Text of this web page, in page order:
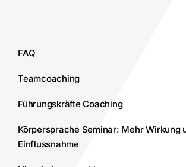
FAQ
Teamcoaching
Führungskräfte Coaching
Körpersprache Seminar: Mehr Wirkung
Einflussnahme